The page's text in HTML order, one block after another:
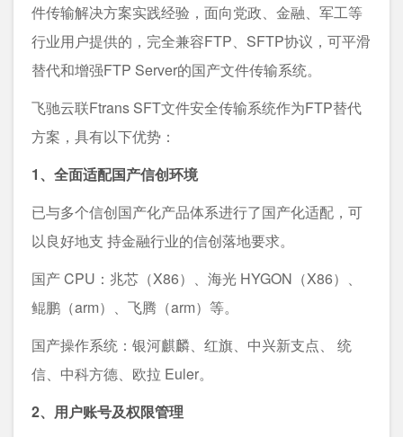
件传输解决方案实践经验，面向党政、金融、军工等
行业用户提供的，完全兼容FTP、SFTP协议，可平滑
替代和增强FTP Server的国产文件传输系统。
飞驰云联Ftrans SFT文件安全传输系统作为FTP替代
方案，具有以下优势：
1、全面适配国产信创环境
已与多个信创国产化产品体系进行了国产化适配，可
以良好地支 持金融行业的信创落地要求。
国产 CPU：兆芯（X86）、海光 HYGON（X86）、
鲲鹏（arm）、飞腾（arm）等。
国产操作系统：银河麒麟、红旗、中兴新支点、 统
信、中科方德、欧拉 Euler。
2、用户账号及权限管理